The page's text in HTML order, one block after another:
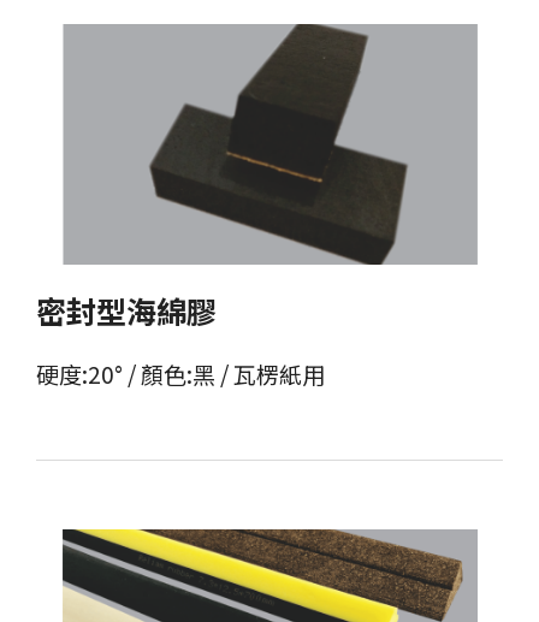
密封型海綿膠
硬度:20° / 顏色:黑 / 瓦楞紙用